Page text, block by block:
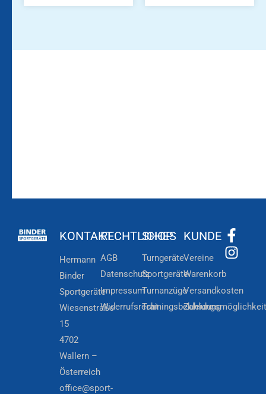
KONTAKT
Hermann
Binder
Sportgeräte
Wiesenstraße
15
4702
Wallern –
Österreich
office@sport-
RECHTLICHES
AGB
Datenschutz
Impressum
Widerrufsrecht
SHOP
Turngeräte
Sportgeräte
Turnanzüge
Trainingsbekleidung
KUNDE
Vereine
Warenkorb
Versandkosten